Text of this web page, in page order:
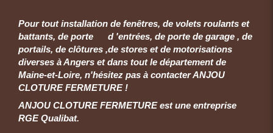
Pour tout installation de fenêtres, de volets roulants et
battants, de porte d 'entrées, de porte de garage , de
portails, de clôtures ,de stores et de motorisations
diverses à Angers et dans tout le département de
Maine-et-Loire, n'hésitez pas à contacter ANJOU
CLOTURE FERMETURE !
ANJOU CLOTURE FERMETURE est une entreprise
RGE Qualibat.